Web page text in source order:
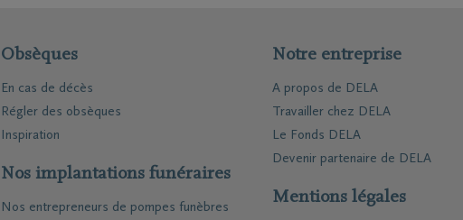
Inspiration funéraire
Événements
Blog
Inspiration
Souvenirs
Promenades
Obsèques
En cas de décès
Régler des obsèques
Inspiration
Nos implantations funéraires
Nos entrepreneurs de pompes funèbres
Notre entreprise
A propos de DELA
Travailler chez DELA
Le Fonds DELA
Devenir partenaire de DELA
Mentions légales